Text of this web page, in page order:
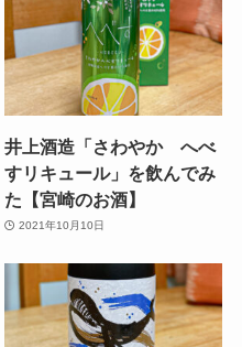
井上酒造「さわやか へべ
すリキュール」を飲んでみ
た【宮崎のお酒】
2021年10月10日